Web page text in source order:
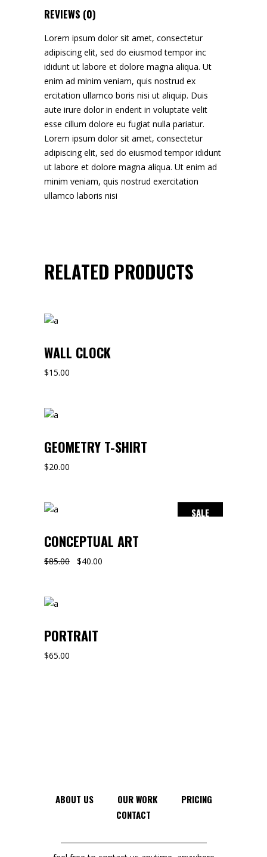
REVIEWS (0)
Lorem ipsum dolor sit amet, consectetur
adipiscing elit, sed do eiusmod tempor inc
ididunt ut labore et dolore magna aliqua. Ut
enim ad minim veniam, quis nostrud ex
ercitation ullamco boris nisi ut aliquip. Duis
aute irure dolor in enderit in voluptate velit
esse cillum dolore eu fugiat nulla pariatur.
Lorem ipsum dolor sit amet, consectetur
adipiscing elit, sed do eiusmod tempor ididunt
ut labore et dolore magna aliqua. Ut enim ad
minim veniam, quis nostrud exercitation
ullamco laboris nisi
RELATED PRODUCTS
WALL CLOCK
$15.00
GEOMETRY T-SHIRT
$20.00
SALE
CONCEPTUAL ART
$85.00 $40.00
PORTRAIT
$65.00
ABOUT US OUR WORK
PRICING
CONTACT